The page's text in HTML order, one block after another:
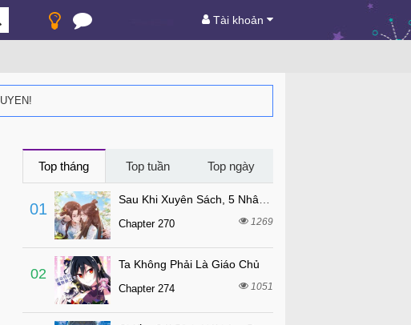
Tài khoản
Top tháng Top tuần Top ngày
01
Chapter 270 1269
02
Ta Không Phải Là Giáo Chủ
Chapter 274 1051